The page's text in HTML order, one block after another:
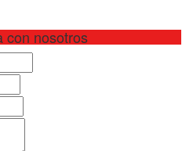
con nosotros